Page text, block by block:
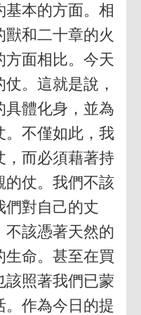
本的方面。相
和二十章的火
方面相比。今天
。這就是說，
具體化身，並為
。不僅如此，我
，而必須藉著持
的仗。我們不該
們對自己的丈
不該憑著天然的
生命。甚至在買
該照著我們已蒙
作為今日的提